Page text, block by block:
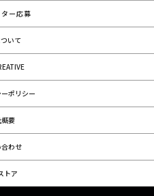
ー応募
いて
ポリシー
要
わせ
トア